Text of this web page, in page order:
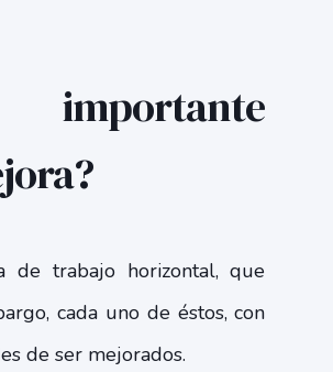
de trabajo horizontal, que
cada uno de éstos, con
de ser mejorados.